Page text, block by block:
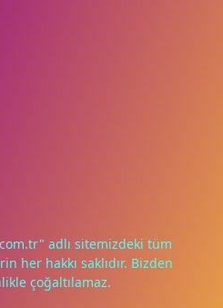
adlı sitemizdeki tüm
her hakkı saklıdır. Bizden
çoğaltılamaz.